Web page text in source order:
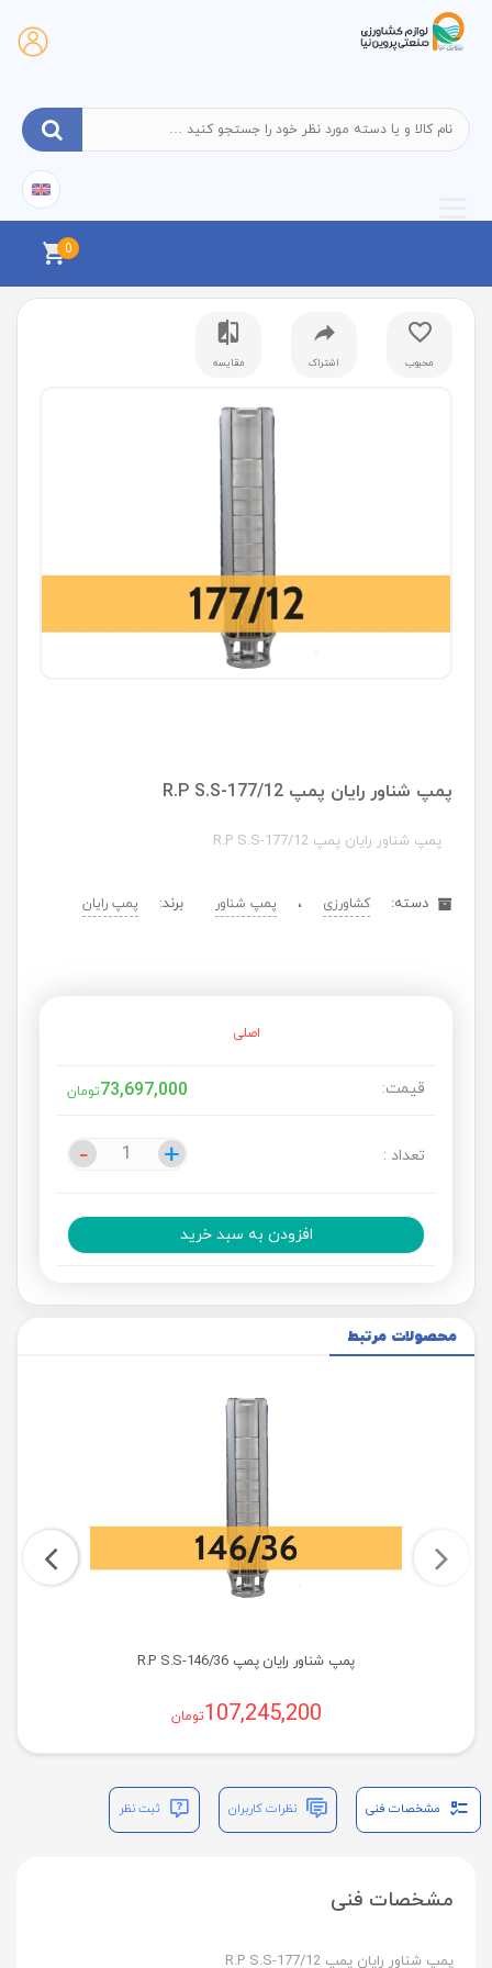
0
محبوب اشتراک مقایسه
پمپ شناور رایان پمپ R.P S.S-177/12
پمپ شناور رایان پمپ R.P S.S-177/12
دسته: کشاورزی ، پمپ شناور برند: پمپ رایان
اصلی
قیمت: 73,697,000تومان
تعداد : +
- +
-
افزودن به سبد خرید
محصولات مرتبط
پمپ شناور رایان پمپ R.P S.S-146/36
107,245,200تومان
مشخصات فنی نظرات کاربران ثبت نظر
مشخصات فنی
پمپ شناور رایان پمپ R.P S.S-177/12